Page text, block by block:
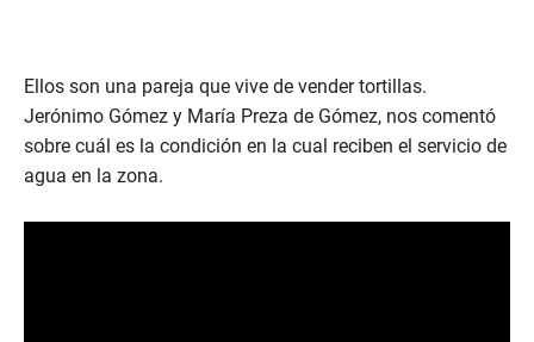
Ellos son una pareja que vive de vender tortillas.
Jerónimo Gómez y María Preza de Gómez, nos comentó
sobre cuál es la condición en la cual reciben el servicio de
agua en la zona.